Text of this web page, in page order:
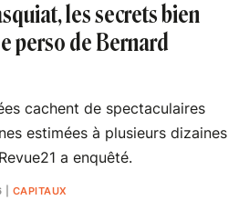
les secrets bien
perso de Bernard
cachent de spectaculaires
estimées à plusieurs dizaines
a enquêté.
CAPITAUX